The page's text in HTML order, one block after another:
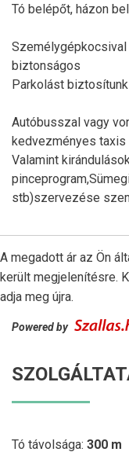
Tó belépőt, házon
biztonságos
Parkolást
Autóbusszal vagy
kedvezményes
Valamint
stb)szervezése
A megadott ár az Ön
került megjelenítésre.
adja meg újra.
Powered by
Tó távolsága: 300 m